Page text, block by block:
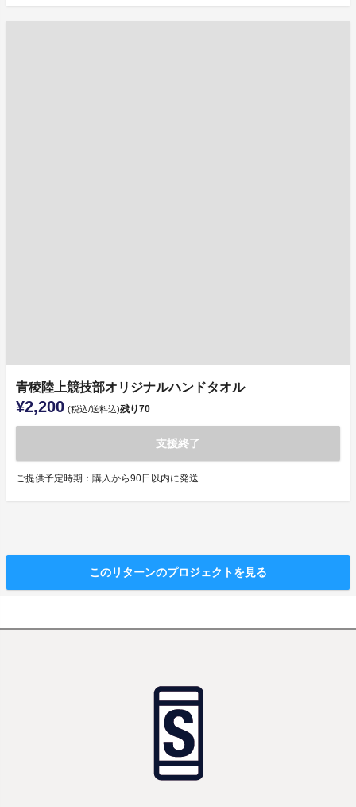
青稜陸上競技部オリジナルハンドタオル
¥2,200 (税込/送料込)残り70
支援終了
ご提供予定時期：購入から90日以内に発送
このリターンのプロジェクトを見る